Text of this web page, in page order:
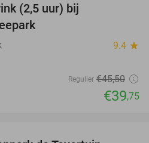
(2,5 uur) bij
9.4 star
Regulier €45,50
€39,75